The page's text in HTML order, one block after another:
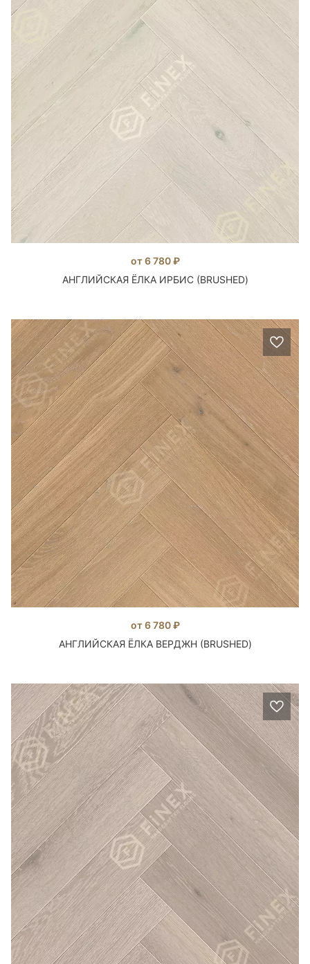
от 6 780 ₽
АНГЛИЙСКАЯ ЁЛКА ИРБИС (BRUSHED)
от 6 780 ₽
АНГЛИЙСКАЯ ЁЛКА ВЕРДЖН (BRUSHED)